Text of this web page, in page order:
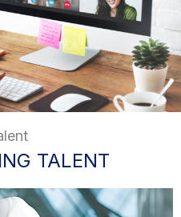
TALENT